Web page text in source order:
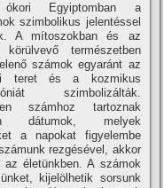
Egyiptomban a
szimbolikus jelentéssel
A mí­toszokban és az
körülvevő természetben
számok egyaránt az
teret és a kozmikus
szimbolizálták.
számhoz tartoznak
dátumok, melyek
a napokat figyelembe
rezgésével, akkor
az életünkben. A számok
kijelölhetik sorsunk